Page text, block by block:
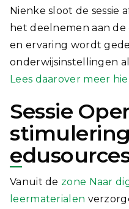
Nienke sloot de
het deelnemen aan
en ervaring wordt
onderwijsinstellingen
Lees daarover meer
Sessie
Vanuit de zone Naar
leermaterialen